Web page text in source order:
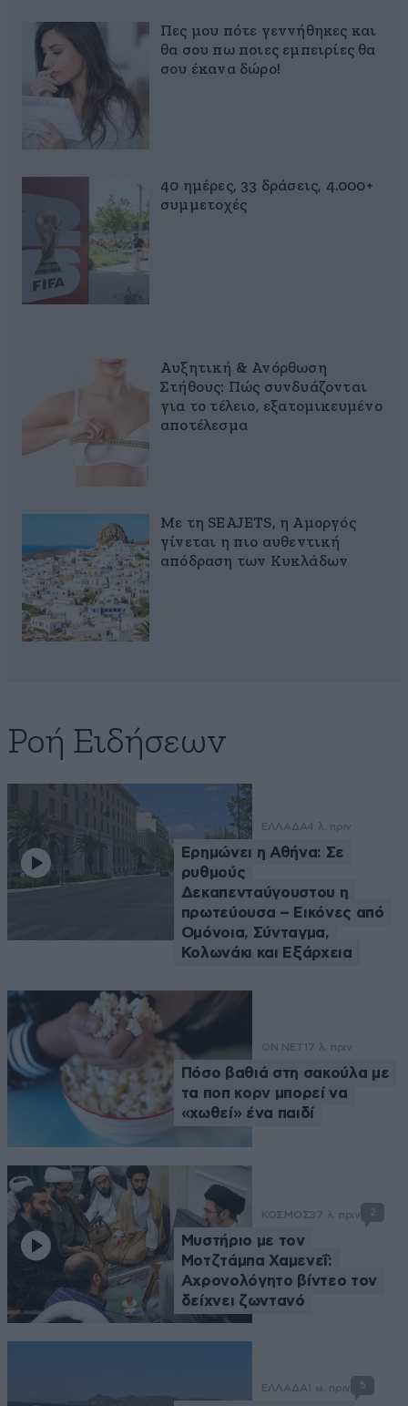
Πες μου πότε γεννήθηκες και
θα σου πω ποιες εμπειρίες θα
σου έκανα δώρο!
40 ημέρες, 33 δράσεις, 4.000+
συμμετοχές
Αυξητική & Ανόρθωση
Στήθους: Πώς συνδυάζονται
για το τέλειο, εξατομικευμένο
αποτέλεσμα
Με τη SEAJETS, η Αμοργός
γίνεται η πιο αυθεντική
απόδραση των Κυκλάδων
Ροή Ειδήσεων
ΕΛΛΑΔΑ4 λ. πριν
Ερημώνει η Αθήνα: Σε
ρυθμούς
Δεκαπενταύγουστου η
πρωτεύουσα – Εικόνες από
Ομόνοια, Σύνταγμα,
Κολωνάκι και Εξάρχεια
ON NET 17 λ. πριν
Πόσο βαθιά στη σακούλα με
τα ποπ κορν μπορεί να
«χωθεί» ένα παιδί
ΚΟΣΜΟΣ37 λ. πριν 2
Μυστήριο με τον
Μοτζτάμπα Χαμενεΐ:
Αχρονολόγητο βίντεο τον
δείχνει ζωντανό
ΕΛΛΑΔΑ 1 ω. πριν 5